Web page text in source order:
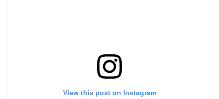
View this post on Instagram